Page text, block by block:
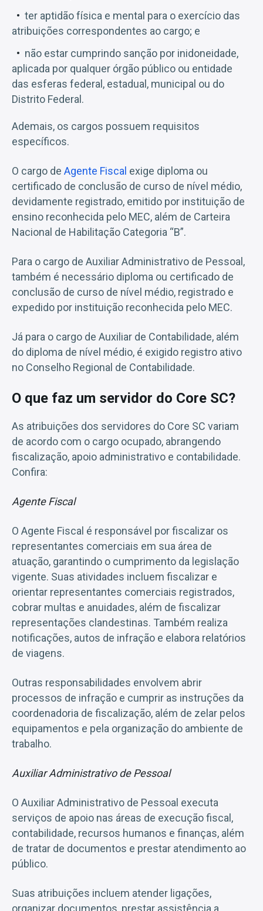
ter aptidão física e mental para o exercício das
atribuições correspondentes ao cargo; e
não estar cumprindo sanção por inidoneidade,
aplicada por qualquer órgão público ou entidade
das esferas federal, estadual, municipal ou do
Distrito Federal.
Ademais, os cargos possuem requisitos
específicos.
O cargo de Agente Fiscal exige diploma ou
certificado de conclusão de curso de nível médio,
devidamente registrado, emitido por instituição de
ensino reconhecida pelo MEC, além de Carteira
Nacional de Habilitação Categoria “B”.
Para o cargo de Auxiliar Administrativo de Pessoal,
também é necessário diploma ou certificado de
conclusão de curso de nível médio, registrado e
expedido por instituição reconhecida pelo MEC.
Já para o cargo de Auxiliar de Contabilidade, além
do diploma de nível médio, é exigido registro ativo
no Conselho Regional de Contabilidade.
O que faz um servidor do Core SC?
As atribuições dos servidores do Core SC variam
de acordo com o cargo ocupado, abrangendo
fiscalização, apoio administrativo e contabilidade.
Confira:
Agente Fiscal
O Agente Fiscal é responsável por fiscalizar os
representantes comerciais em sua área de
atuação, garantindo o cumprimento da legislação
vigente. Suas atividades incluem fiscalizar e
orientar representantes comerciais registrados,
cobrar multas e anuidades, além de fiscalizar
representações clandestinas. Também realiza
notificações, autos de infração e elabora relatórios
de viagens.
Outras responsabilidades envolvem abrir
processos de infração e cumprir as instruções da
coordenadoria de fiscalização, além de zelar pelos
equipamentos e pela organização do ambiente de
trabalho.
Auxiliar Administrativo de Pessoal
O Auxiliar Administrativo de Pessoal executa
serviços de apoio nas áreas de execução fiscal,
contabilidade, recursos humanos e finanças, além
de tratar de documentos e prestar atendimento ao
público.
Suas atribuições incluem atender ligações,
organizar documentos, prestar assistência a